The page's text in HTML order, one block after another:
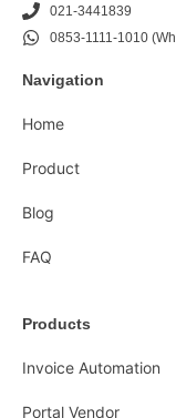
021-3441839
0853-1111-1010
Navigation
Home
Product
Blog
FAQ
Products
Invoice Automation
Portal Vendor